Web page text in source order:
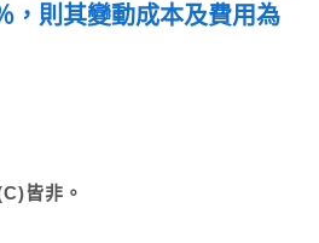
，則其變動成本及費用為
皆非。